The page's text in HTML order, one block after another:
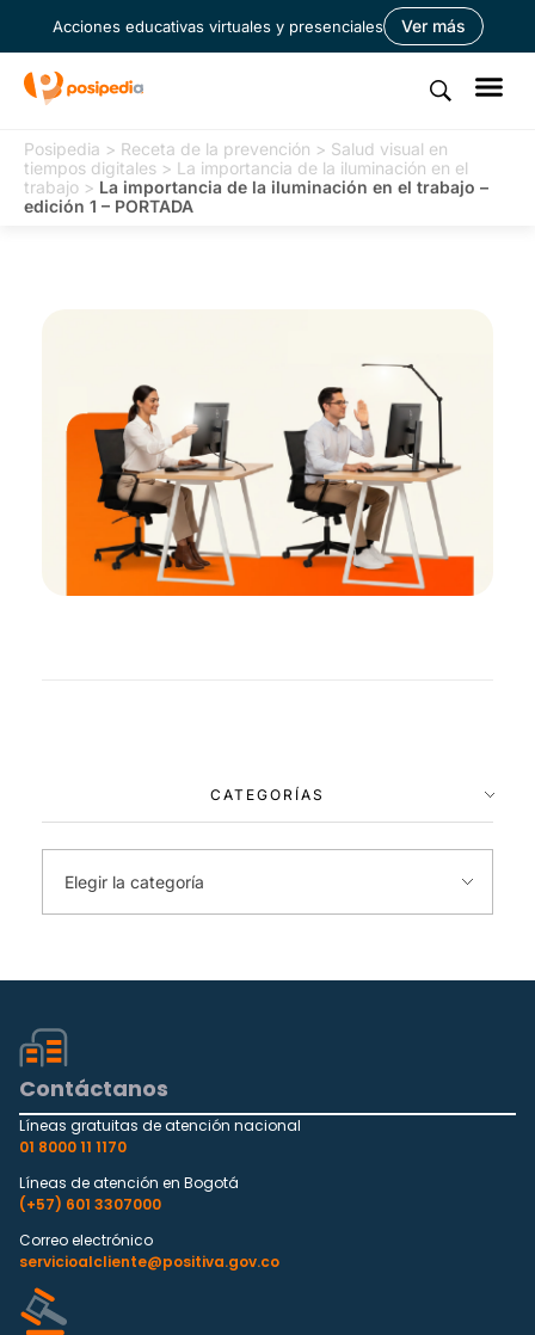
Acciones educativas virtuales y presenciales Ver más
Posipedia > Receta de la prevención > Salud visual en
tiempos digitales > La importancia de la iluminación en el
trabajo > La importancia de la iluminación en el trabajo –
edición 1 – PORTADA
CATEGORÍAS
Contáctanos
Líneas gratuitas de atención nacional
01 8000 11 1170
Líneas de atención en Bogotá
(+57) 601 3307000
Correo electrónico
servicioalcliente@positiva.gov.co